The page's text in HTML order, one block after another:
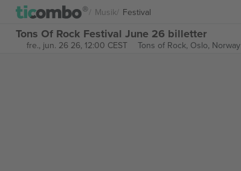
Musik Festival
Tons Of Rock Festival June 26 billetter
fre., jun. 26 26, 12:00 CEST Tons of Rock, Oslo, Norway